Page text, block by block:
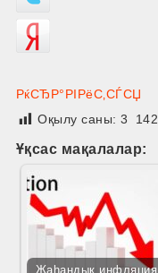
РќСЂР°РІРёС‚СЃСЏ
Оқылу саны:3 142
Ұқсас мақалалар: